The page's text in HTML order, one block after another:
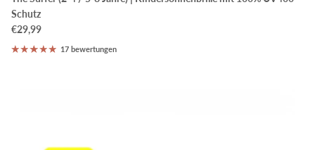
Schutz
€29,99
17 bewertungen